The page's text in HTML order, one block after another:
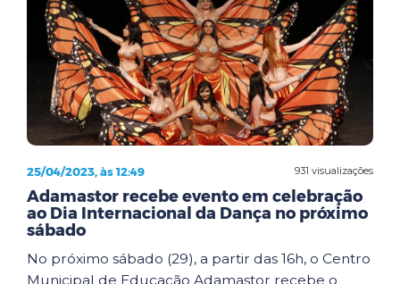
931 visualizações
25/04/2023, às 12:49
Adamastor recebe evento em celebração
ao Dia Internacional da Dança no próximo
sábado
No próximo sábado (29), a partir das 16h, o Centro
Municipal de Educação Adamastor recebe o